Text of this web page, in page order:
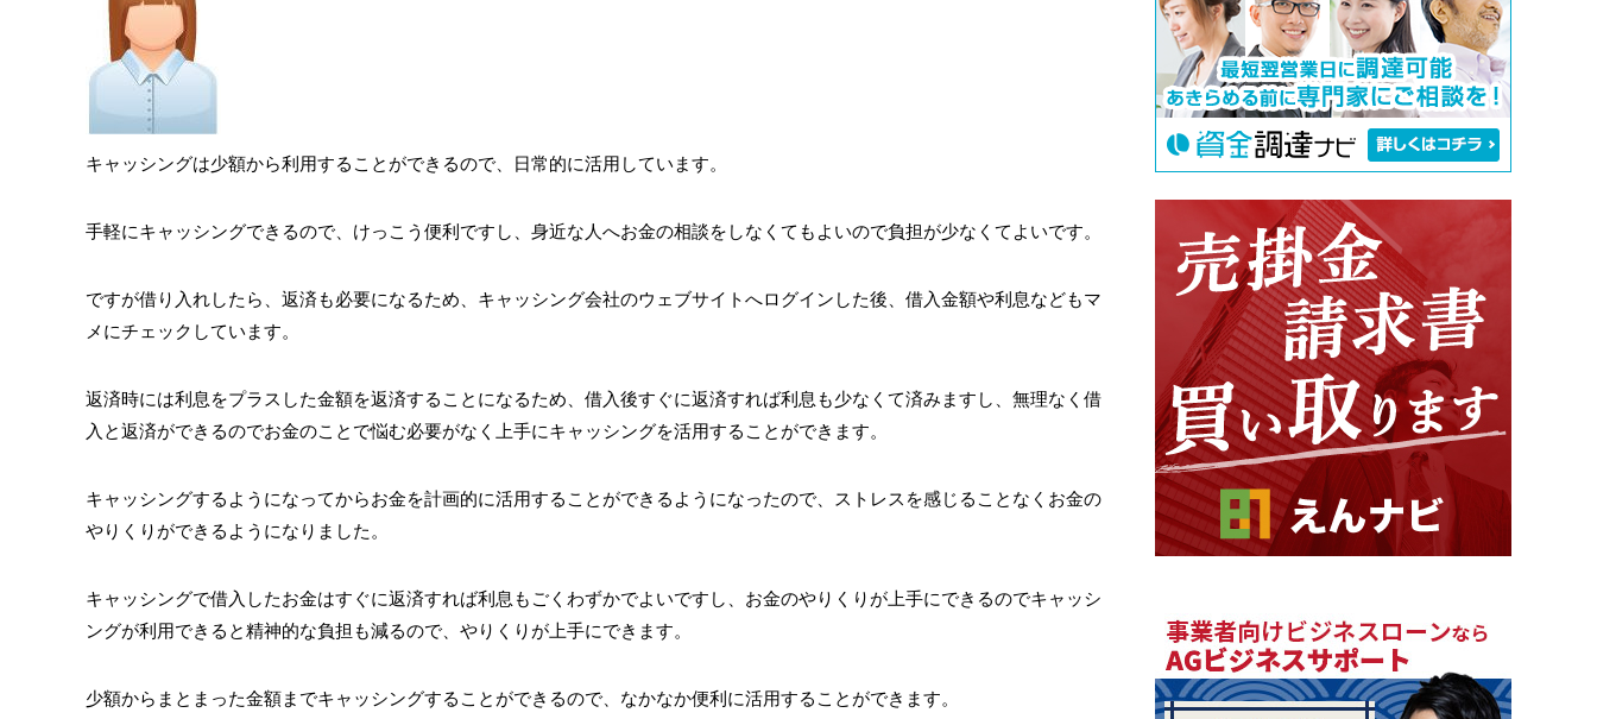
キャッシングは少額から利用することができるので、日常的に活用しています。
手軽にキャッシングできるので、けっこう便利ですし、身近な人へお金の相談をしなくてもよいので負担が少なくてよいです。
ですが借り入れしたら、返済も必要になるため、キャッシング会社のウェブサイトへログインした後、借入金額や利息などもマ
メにチェックしています。
返済時には利息をプラスした金額を返済することになるため、借入後すぐに返済すれば利息も少なくて済みますし、無理なく借
入と返済ができるのでお金のことで悩む必要がなく上手にキャッシングを活用することができます。
キャッシングするようになってからお金を計画的に活用することができるようになったので、ストレスを感じることなくお金の
やりくりができるようになりました。
キャッシングで借入したお金はすぐに返済すれば利息もごくわずかでよいですし、お金のやりくりが上手にできるのでキャッシ
ングが利用できると精神的な負担も減るので、やりくりが上手にできます。
少額からまとまった金額までキャッシングすることができるので、なかなか便利に活用することができます。